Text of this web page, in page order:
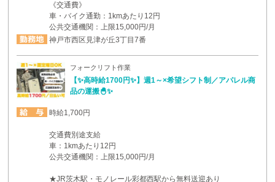
《交通費》
車・バイク通勤：1kmあたり12円
公共交通機関：上限15,000円/月
神戸市西区見津が丘3丁目7番
フォークリフト作業
【✨高時給1700円✨】週1～×希望シフト制／アパレル商
品の運搬🐣✨
時給1,700円
交通費別途支給
車：1kmあたり12円
公共交通機関：上限15,000円/月
★JR茨木駅・モノレール彩都西駅から無料送迎あり